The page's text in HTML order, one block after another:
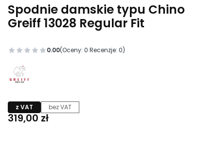
Spodnie damskie typu Chino
Greiff 13028 Regular Fit
0.00(Oceny: 0 Recenzje: 0)
z VAT bez VAT
Cena
319,00 zł